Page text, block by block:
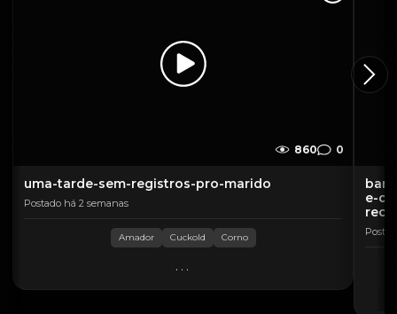
860 0
uma-tarde-sem-registros-pro-marido
Postado há 2 semanas
Amador Cuckold Corno
...
e-